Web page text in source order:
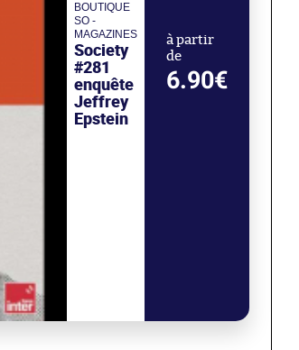
BOUTIQUE
SO -
MAGAZINES
Society
#281
enquête
Jeffrey
Epstein
à partir
de
6.90€